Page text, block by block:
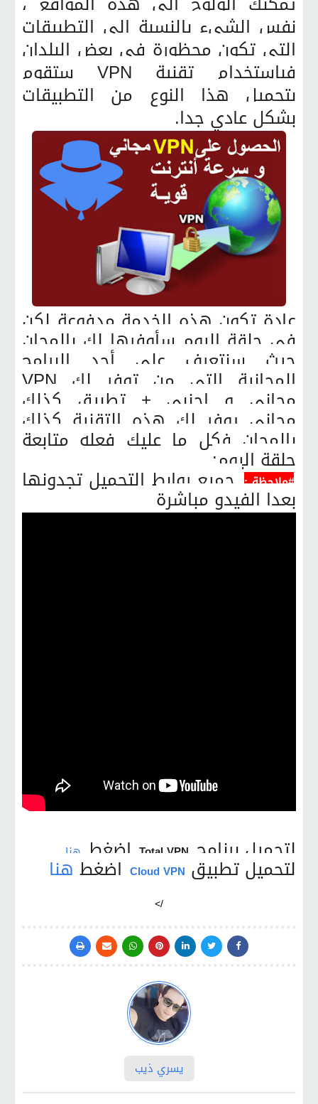
نفس الشيء بالنسبة الى التطبيقات
التي تكون محظورة في بعض البلدان
فباستخدام تقنية VPN ستقوم
بتحميل هذا النوع من التطبيقات
بشكل عادي جدا.
عادة تكون هذه الخدمة مدفوعة لكن
في حلقة اليوم سأوفرها لك بالمجان
حيث سنتعرف على أحد البرامج
المجانية التي من توفر لك VPN
مجاني و اجنبي + تطبيق كذلك
مجاني يوفر لك هذه التقنية كذلك
بالمجان فكل ما عليك فعله متابعة
حلقة اليوم:
#ملاحظة : جميع روابط التحميل تجدونها
بعدا الفيدو مباشرة
لتحميل برنامج Total VPN اضغط هنا
لتحميل تطبيق اضغط هنا
/>
يسري ذيب